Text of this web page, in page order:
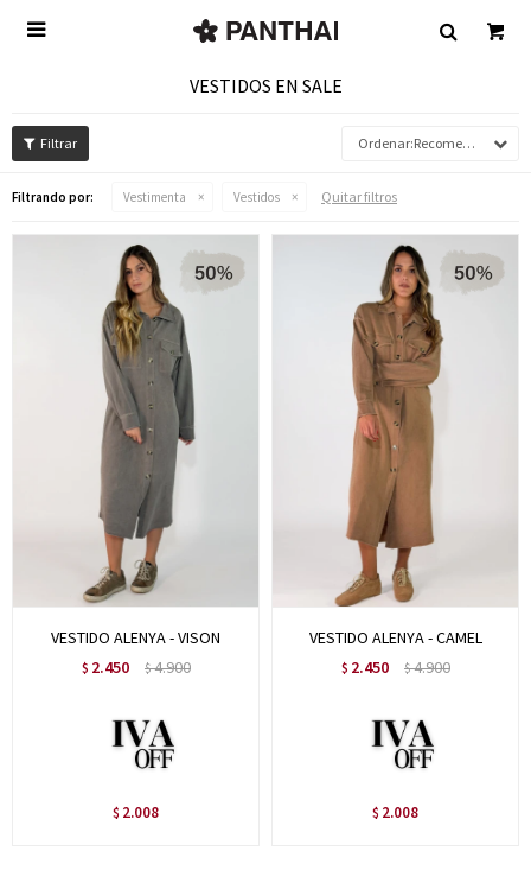

VESTIDOS EN SALE
Recomendados
Filtrando por: Vestimenta Vestidos Quitar filtros
VESTIDO ALENYA - VISON
$ 2.450 $4.900
$ 2.008
VESTIDO ALENYA - CAMEL
$ 2.450 $4.900
$ 2.008